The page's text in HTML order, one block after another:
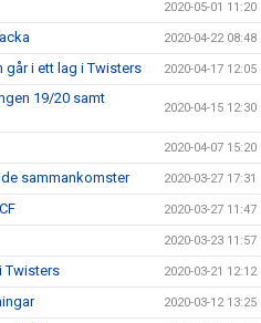
2020-05-01 11:20
2020-04-22 08:48
i ett lag i Twisters 2020-04-17 12:05
19/20 samt
2020-04-15 12:30
2020-04-07 15:20
sammankomster 2020-03-27 17:31
2020-03-27 11:47
2020-03-23 11:57
Twisters 2020-03-21 12:12
2020-03-12 13:25